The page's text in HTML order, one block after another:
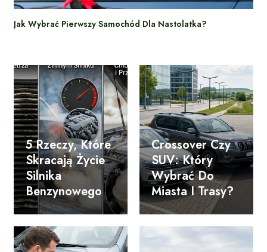
Jak Wybrać Pierwszy Samochód Dla Nastolatka?
5 Rzeczy, Które
Skracają Życie
Silnika
Benzynowego
Crossover Czy
SUV: Który
Wybrać Do
Miasta I Trasy?